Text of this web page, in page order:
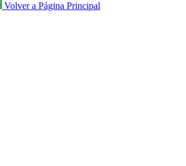
Volver a Página Principal